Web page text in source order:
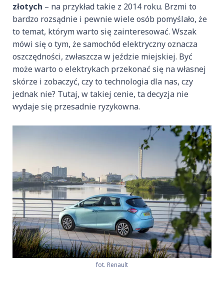
złotych – na przykład takie z 2014 roku. Brzmi to
bardzo rozsądnie i pewnie wiele osób pomyślało, że
to temat, którym warto się zainteresować. Wszak
mówi się o tym, że samochód elektryczny oznacza
oszczędności, zwłaszcza w jeździe miejskiej. Być
może warto o elektrykach przekonać się na własnej
skórze i zobaczyć, czy to technologia dla nas, czy
jednak nie? Tutaj, w takiej cenie, ta decyzja nie
wydaje się przesadnie ryzykowna.
fot. Renault